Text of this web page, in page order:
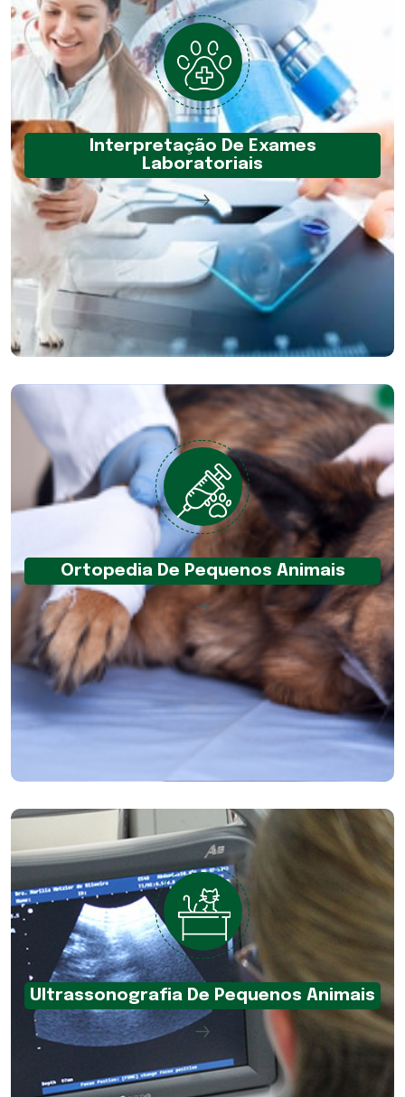
Interpretação De Exames
Laboratoriais
Ortopedia De Pequenos Animais
Ultrassonografia De Pequenos Animais